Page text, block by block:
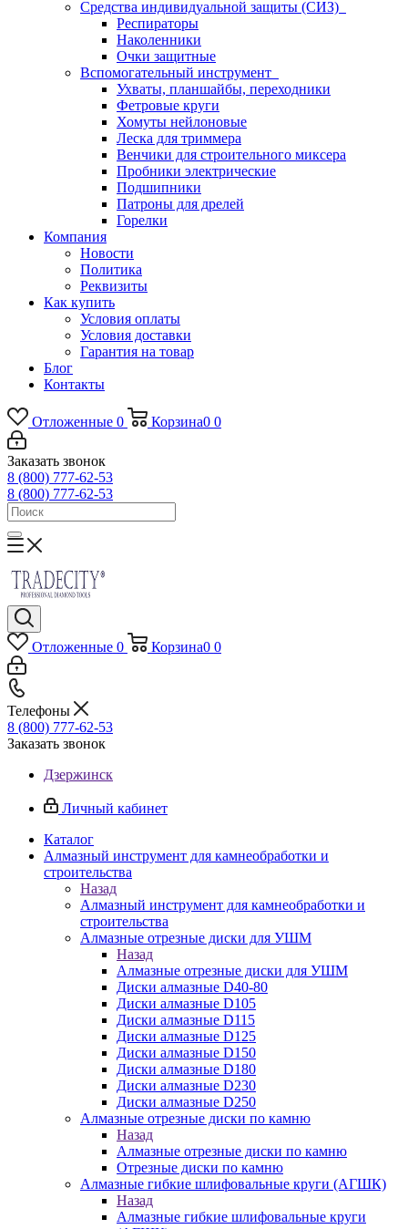
Средства индивидуальной защиты (СИЗ)
Респираторы
Наколенники
Очки защитные
Вспомогательный инструмент
Ухваты, планшайбы, переходники
Фетровые круги
Хомуты нейлоновые
Леска для триммера
Венчики для строительного миксера
Пробники электрические
Подшипники
Патроны для дрелей
Горелки
Компания
Новости
Политика
Реквизиты
Как купить
Условия оплаты
Условия доставки
Гарантия на товар
Блог
Контакты
Отложенные 0 Корзина0 0
Заказать звонок
8 (800) 777-62-53
8 (800) 777-62-53
Отложенные 0 Корзина0 0
Телефоны
8 (800) 777-62-53
Заказать звонок
Дзержинск
Личный кабинет
Каталог
Алмазный инструмент для камнеобработки и
строительства
Назад
Алмазный инструмент для камнеобработки и
строительства
Алмазные отрезные диски для УШМ
Назад
Алмазные отрезные диски для УШМ
Диски алмазные D40-80
Диски алмазные D105
Диски алмазные D115
Диски алмазные D125
Диски алмазные D150
Диски алмазные D180
Диски алмазные D230
Диски алмазные D250
Алмазные отрезные диски по камню
Назад
Алмазные отрезные диски по камню
Отрезные диски по камню
Алмазные гибкие шлифовальные круги (АГШК)
Назад
Алмазные гибкие шлифовальные круги